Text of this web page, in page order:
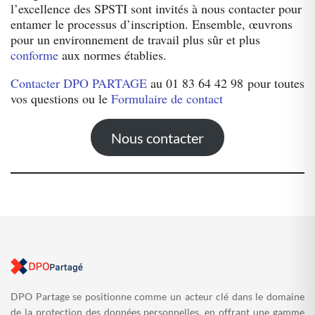
l’excellence des SPSTI sont invités à nous contacter pour
entamer le processus d’inscription. Ensemble, œuvrons
pour un environnement de travail plus sûr et plus
conforme aux normes établies.
Contacter DPO PARTAGE au 01 83 64 42 98 pour toutes
vos questions ou le Formulaire de contact
Nous contacter
DPO Partage se positionne comme un acteur clé dans le domaine
de la protection des données personnelles, en offrant une gamme